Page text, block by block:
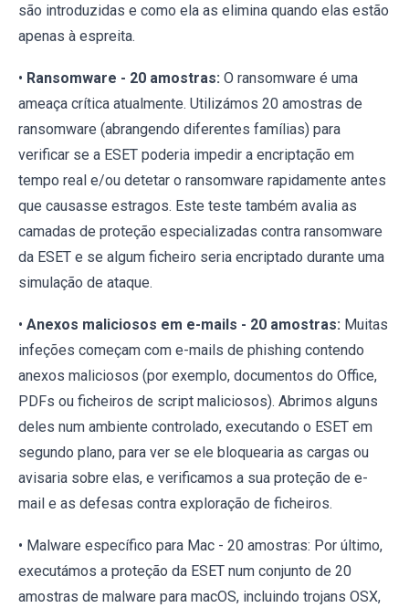
são introduzidas e como ela as elimina quando elas estão
apenas à espreita.
• Ransomware - 20 amostras: O ransomware é uma
ameaça crítica atualmente. Utilizámos 20 amostras de
ransomware (abrangendo diferentes famílias) para
verificar se a ESET poderia impedir a encriptação em
tempo real e/ou detetar o ransomware rapidamente antes
que causasse estragos. Este teste também avalia as
camadas de proteção especializadas contra ransomware
da ESET e se algum ficheiro seria encriptado durante uma
simulação de ataque.
• Anexos maliciosos em e-mails - 20 amostras: Muitas
infeções começam com e-mails de phishing contendo
anexos maliciosos (por exemplo, documentos do Office,
PDFs ou ficheiros de script maliciosos). Abrimos alguns
deles num ambiente controlado, executando o ESET em
segundo plano, para ver se ele bloquearia as cargas ou
avisaria sobre elas, e verificamos a sua proteção de e-
mail e as defesas contra exploração de ficheiros.
• Malware específico para Mac - 20 amostras: Por último,
executámos a proteção da ESET num conjunto de 20
amostras de malware para macOS, incluindo trojans OSX,